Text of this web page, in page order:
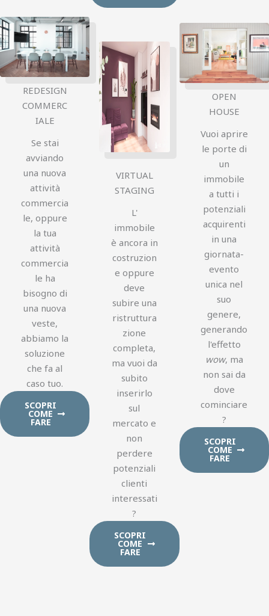
REDESIGN
COMMERC
IALE
Se stai
avviando
una nuova
attività
commercia
le, oppure
la tua
attività
commercia
le ha
bisogno di
una nuova
veste,
abbiamo la
soluzione
che fa al
caso tuo.
SCOPRI
COME
FARE
VIRTUAL
STAGING
L'
immobile
è ancora in
costruzion
e oppure
deve
subire una
ristruttura
zione
completa,
ma vuoi da
subito
inserirlo
sul
mercato e
non
perdere
potenziali
clienti
interessati
?
SCOPRI
COME
FARE
OPEN
HOUSE
Vuoi aprire
le porte di
un
immobile
a tutti i
potenziali
acquirenti
in una
giornata-
evento
unica nel
suo
genere,
generando
l'effetto
wow, ma
non sai da
dove
cominciare
?
SCOPRI
COME
FARE